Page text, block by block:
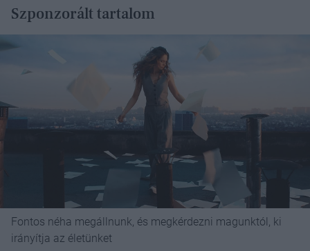
Szponzorált tartalom
Fontos néha megállnunk, és megkérdezni magunktól, ki
irányítja az életünket